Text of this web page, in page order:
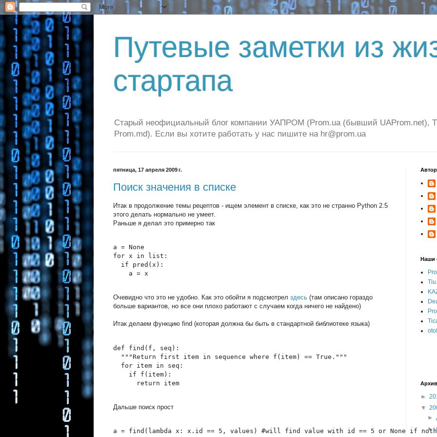
Путевые заметки из
стартапа
Старый неофициальный блог компании УАПРОМ (Prom.ua (бывший UAProm.net),
Prom.md). Если вы хотите работать у нас пишите на hr@prom.ua
пятница, 17 апреля 2009 г.
Поиск значения в списке
Итак в продолжение темы рецептов - ищем элемент в списке, как это не странно Python 2.5
этого делать нормально не умеет.
Раньше я делал это примерно так
a = None
for x in list:
  if pred(x):
    a = x
Очевидно что это не удобно. Как это обойти я подсмотрел здесь (там описано гораздо
больше вариантов, но все они плохо работают с случаем когда ничего не найдено)
Итак делаем функцию find (которая должна бы быть в стандартной библиотеке языка)
def find(f, seq):
  """Return first item in sequence where f(item) == True."""
  for item in seq:
    if f(item):
      return item
Дальше поиск прост
a = find(lambda x: x.id == 5, values) #will find value with id == 5 or None if
Наши
►
▼
►
►